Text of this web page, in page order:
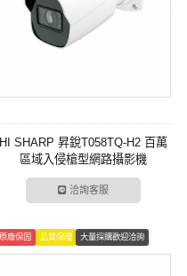
HI SHARP 昇銳T058TQ-H2 百萬
區域入侵槍型網路攝影機
洽詢客服
原廠保固 品質保證 大量採購歡迎洽詢